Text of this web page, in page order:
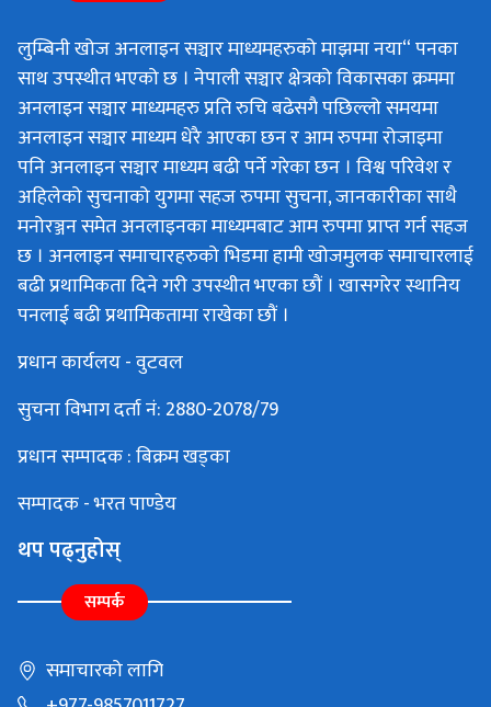
लुम्बिनी खोज अनलाइन सञ्चार माध्यमहरुको माझमा नया“ पनका
साथ उपस्थीत भएको छ । नेपाली सञ्चार क्षेत्रको विकासका क्रममा
अनलाइन सञ्चार माध्यमहरु प्रति रुचि बढेसगै पछिल्लो समयमा
अनलाइन सञ्चार माध्यम धेरै आएका छन र आम रुपमा रोजाइमा
पनि अनलाइन सञ्चार माध्यम बढी पर्ने गरेका छन । विश्व परिवेश र
अहिलेको सुचनाको युगमा सहज रुपमा सुचना, जानकारीका साथै
मनोरञ्जन समेत अनलाइनका माध्यमबाट आम रुपमा प्राप्त गर्न सहज
छ । अनलाइन समाचारहरुको भिडमा हामी खोजमुलक समाचारलाई
बढी प्रथामिकता दिने गरी उपस्थीत भएका छौं । खासगरेर स्थानिय
पनलाई बढी प्रथामिकतामा राखेका छौं ।
प्रधान कार्यलय - वुटवल
सुचना विभाग दर्ता नं: 2880-2078/79
प्रधान सम्पादक : बिक्रम खड्का
सम्पादक - भरत पाण्डेय
थप पढ्नुहोस्
सम्पर्क
समाचारको लागि